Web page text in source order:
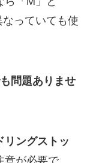
なっていても使
問題ありませ
リングストッ
意が必要で